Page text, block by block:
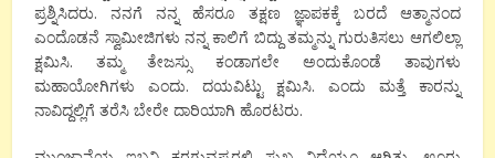
ಪ್ರಶ್ನಿಸಿದರು. ನನಗೆ ನನ್ನ ಹೆಸರೂ ತಕ್ಷಣ ಜ್ಞಾಪಕಕ್ಕೆ ಬರದೆ ಆತ್ಮಾನಂದ
ಎಂದೊಡನೆ ಸ್ವಾಮೀಜಿಗಳು ನನ್ನ ಕಾಲಿಗೆ ಬಿದ್ದು ತಮ್ಮನ್ನು ಗುರುತಿಸಲು ಆಗಲಿಲ್ಲಾ
ಕ್ಷಮಿಸಿ. ತಮ್ಮ ತೇಜಸ್ಸು ಕಂಡಾಗಲೇ ಅಂದುಕೊಂಡೆ ತಾವುಗಳು
ಮಹಾಯೋಗಿಗಳು ಎಂದು. ದಯವಿಟ್ಟು ಕ್ಷಮಿಸಿ. ಎಂದು ಮತ್ತೆ ಕಾರನ್ನು
ನಾವಿದ್ದಲ್ಲಿಗೆ ತರೆಸಿ ಬೇರೇ ದಾರಿಯಾಗಿ ಹೊರಟರು.